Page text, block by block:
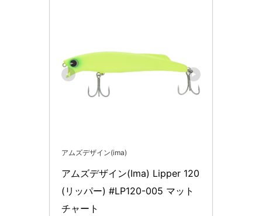
アムズデザイン(ima)
アムズデザイン(Ima) Lipper 120
(リッパー) #LP120-005 マット
チャート